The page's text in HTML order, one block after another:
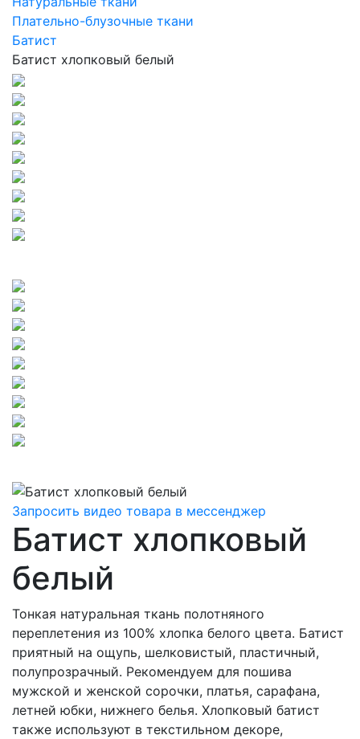
Плательно-блузочные ткани
Батист
Батист хлопковый белый
Запросить видео товара в мессенджер
Батист хлопковый
белый
Тонкая натуральная ткань полотняного
переплетения из 100% хлопка белого цвета. Батист
приятный на ощупь, шелковистый, пластичный,
полупрозрачный. Рекомендуем для пошива
мужской и женской сорочки, платья, сарафана,
летней юбки, нижнего белья. Хлопковый батист
также используют в текстильном декоре,